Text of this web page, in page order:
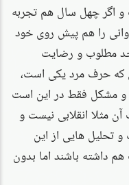
اگر چهل سال هم تجربه
را هم پیش روی خود
مطلوب و رضایت
که حرف مرد یکی است،
مشکل فقط در این است
مثلا انقلابی نیست و
تحلیل هایی از این
داشته باشند اما بدون